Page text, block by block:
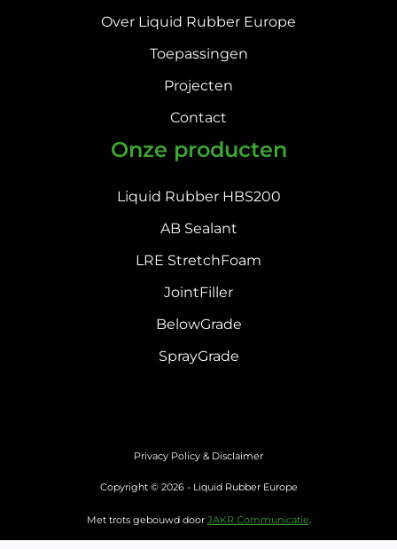
Over Liquid Rubber Europe
Toepassingen
Projecten
Contact
Onze producten
Liquid Rubber HBS200
AB Sealant
LRE StretchFoam
JointFiller
BelowGrade
SprayGrade
Privacy Policy & Disclaimer
Copyright © 2026 - Liquid Rubber Europe
Met trots gebouwd door JAKR Communicatie.